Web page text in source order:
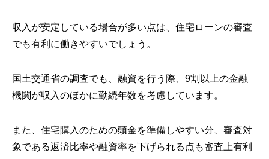
収入が安定している場合が多い点は、住宅ローンの審査
でも有利に働きやすいでしょう。
国土交通省の調査でも、融資を行う際、9割以上の金融
機関が収入のほかに勤続年数を考慮しています。
また、住宅購入のための頭金を準備しやすい分、審査対
象である返済比率や融資率を下げられる点も審査上有利